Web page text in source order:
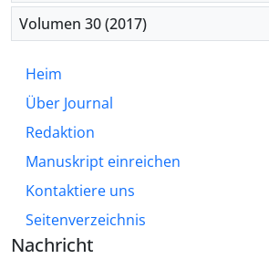
Volumen 30 (2017)
Heim
Über Journal
Redaktion
Manuskript einreichen
Kontaktiere uns
Seitenverzeichnis
Nachricht